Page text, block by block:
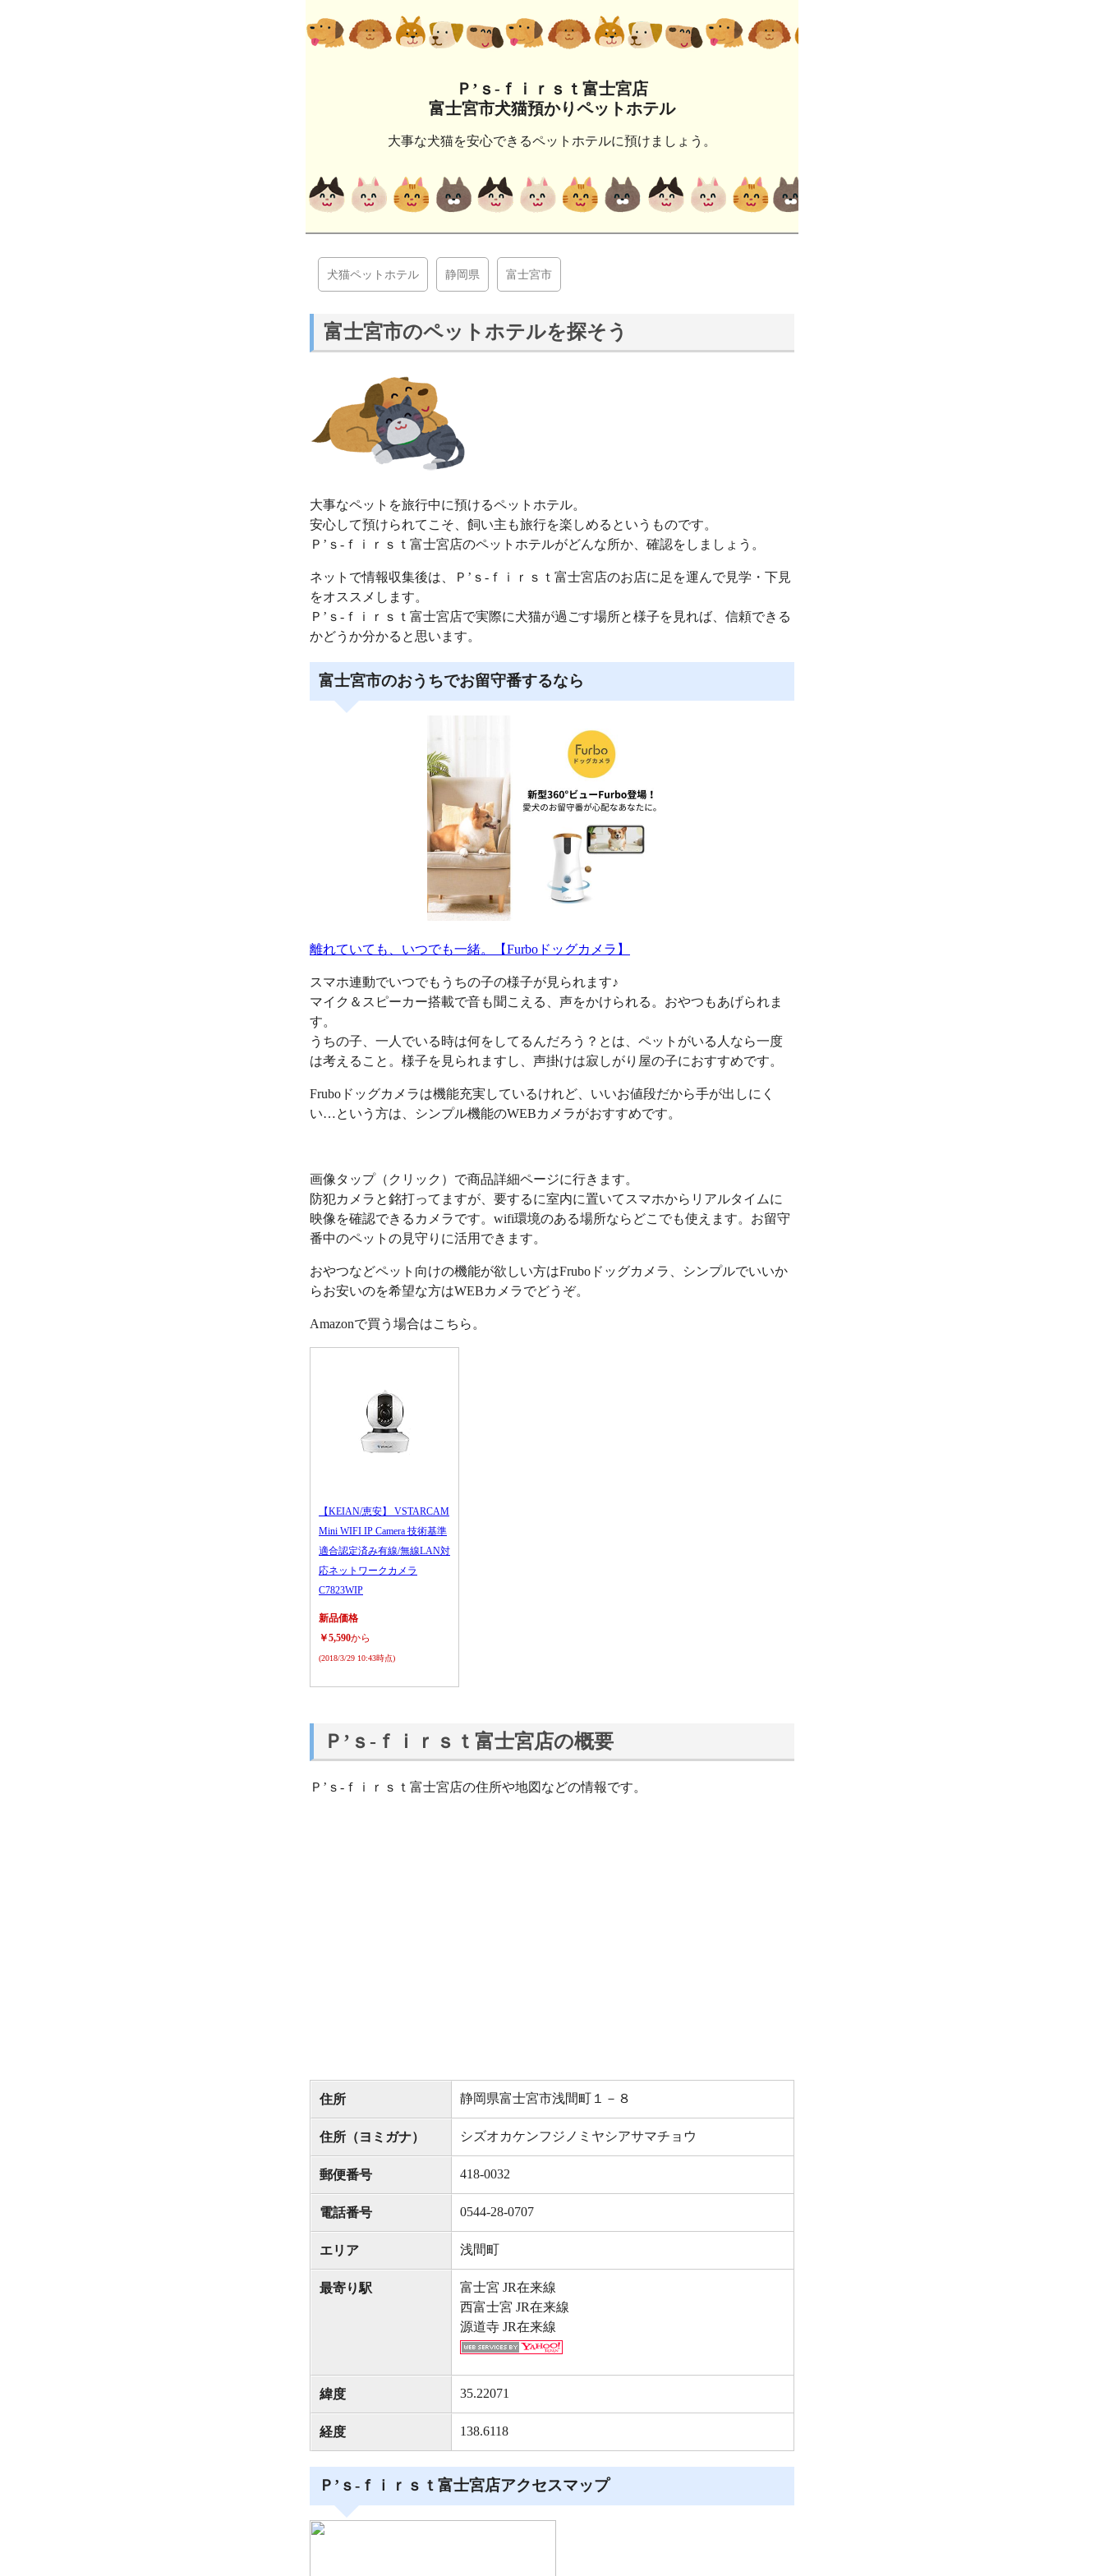
Ｐ’ｓ‐ｆｉｒｓｔ富士宮店
富士宮市犬猫預かりペットホテル
大事な犬猫を安心できるペットホテルに預けましょう。
犬猫ペットホテル 静岡県 富士宮市
富士宮市のペットホテルを探そう
大事なペットを旅行中に預けるペットホテル。
安心して預けられてこそ、飼い主も旅行を楽しめるというものです。
Ｐ’ｓ‐ｆｉｒｓｔ富士宮店のペットホテルがどんな所か、確認をしましょう。
ネットで情報収集後は、Ｐ’ｓ‐ｆｉｒｓｔ富士宮店のお店に足を運んで見学・下見
をオススメします。
Ｐ’ｓ‐ｆｉｒｓｔ富士宮店で実際に犬猫が過ごす場所と様子を見れば、信頼できる
かどうか分かると思います。
富士宮市のおうちでお留守番するなら
離れていても、いつでも一緒。【Furboドッグカメラ】
スマホ連動でいつでもうちの子の様子が見られます♪
マイク＆スピーカー搭載で音も聞こえる、声をかけられる。おやつもあげられま
す。
うちの子、一人でいる時は何をしてるんだろう？とは、ペットがいる人なら一度
は考えること。様子を見られますし、声掛けは寂しがり屋の子におすすめです。
Fruboドッグカメラは機能充実しているけれど、いいお値段だから手が出しにく
い…という方は、シンプル機能のWEBカメラがおすすめです。
画像タップ（クリック）で商品詳細ページに行きます。
防犯カメラと銘打ってますが、要するに室内に置いてスマホからリアルタイムに
映像を確認できるカメラです。wifi環境のある場所ならどこでも使えます。お留守
番中のペットの見守りに活用できます。
おやつなどペット向けの機能が欲しい方はFruboドッグカメラ、シンプルでいいか
らお安いのを希望な方はWEBカメラでどうぞ。
Amazonで買う場合はこちら。
【KEIAN/恵安】 VSTARCAM
Mini WIFI IP Camera 技術基準
適合認定済み有線/無線LAN対
応ネットワークカメラ
C7823WIP
新品価格
￥5,590から
(2018/3/29 10:43時点)
Ｐ’ｓ‐ｆｉｒｓｔ富士宮店の概要
Ｐ’ｓ‐ｆｉｒｓｔ富士宮店の住所や地図などの情報です。
住所 静岡県富士宮市浅間町１－８
住所（ヨミガナ） シズオカケンフジノミヤシアサマチョウ
郵便番号 418-0032
電話番号 0544-28-0707
エリア 浅間町
最寄り駅
富士宮 JR在来線
西富士宮 JR在来線
源道寺 JR在来線
緯度 35.22071
経度 138.6118
Ｐ’ｓ‐ｆｉｒｓｔ富士宮店アクセスマップ